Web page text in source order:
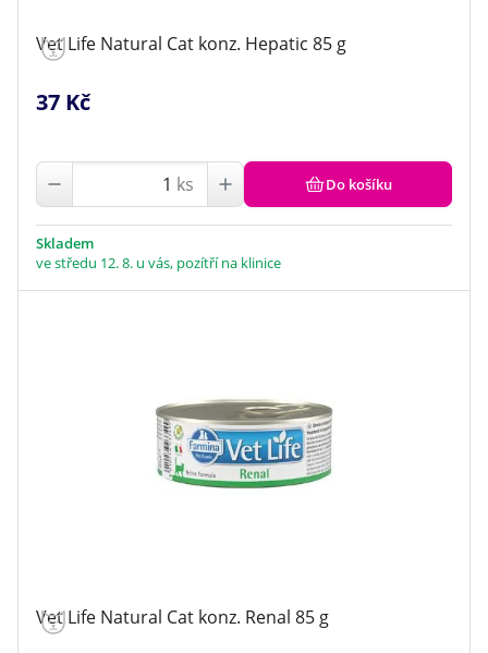
Vet Life Natural Cat konz. Hepatic 85 g
37 Kč
ks Do košíku
Skladem
ve středu 12. 8. u vás, pozítří na klinice
Vet Life Natural Cat konz. Renal 85 g